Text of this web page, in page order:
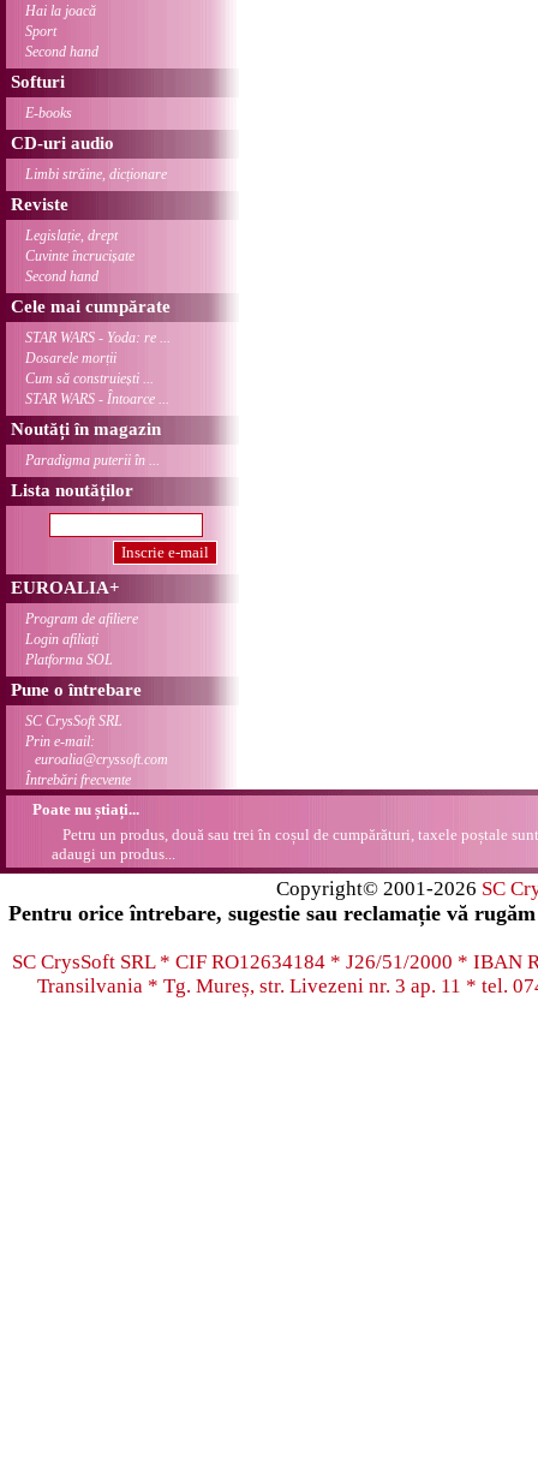
Hai la joacă
Sport
Second hand
Softuri
E-books
CD-uri audio
Limbi străine, dicționare
Reviste
Legislație, drept
Cuvinte încrucișate
Second hand
Cele mai cumpărate
STAR WARS - Yoda: re ...
Dosarele morții
Cum să construiești ...
STAR WARS - Întoarce ...
Noutăți în magazin
Paradigma puterii în ...
Lista noutăților
EUROALIA+
Program de afiliere
Login afiliați
Platforma SOL
Pune o întrebare
SC CrysSoft SRL
Prin e-mail:
euroalia@cryssoft.com
Întrebări frecvente
Poate nu știați...
Petru un produs, două sau trei în coșul de cumpărături, taxele poștale
adaugi un produs...
Copyright© 2001-2026 SC
Pentru orice întrebare, sugestie sau reclamație vă
SC CrysSoft SRL * CIF RO12634184 * J26/51/2000 * IBAN
Transilvania * Tg. Mureș, str. Livezeni nr. 3 ap. 11 * tel.